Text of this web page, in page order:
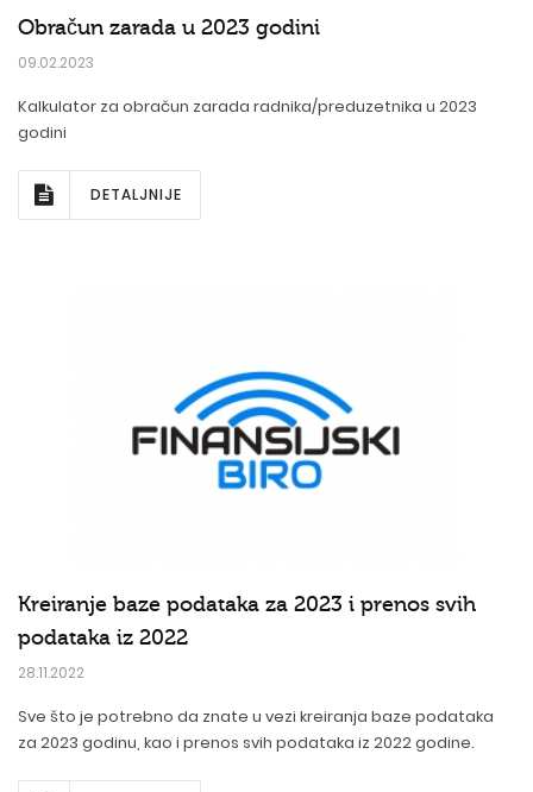
Obračun zarada u 2023 godini
09.02.2023
Kalkulator za obračun zarada radnika/preduzetnika u 2023
godini
DETALJNIJE
Kreiranje baze podataka za 2023 i prenos svih
podataka iz 2022
28.11.2022
Sve što je potrebno da znate u vezi kreiranja baze podataka
za 2023 godinu, kao i prenos svih podataka iz 2022 godine.